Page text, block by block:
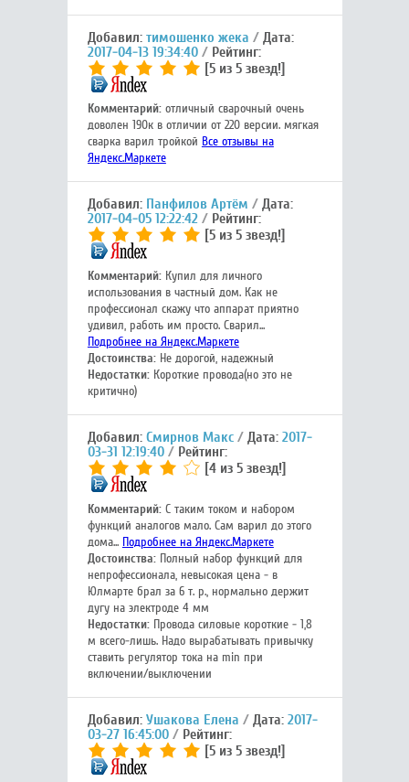
Добавил: тимошенко жека Дата:
2017-04-13 19:34:40
Рейтинг:
[5 из 5 звезд!]
Комментарий:отличный сварочный очень
доволен 190к в отличии от 220 версии. мягкая
сварка варил тройкой Все отзывы на
Яндекс.Маркете
Добавил: Панфилов Артём Дата:
2017-04-05 12:22:42
Рейтинг:
[5 из 5 звезд!]
Комментарий:Купил для личного
использования в частный дом. Как не
профессионал скажу что аппарат приятно
удивил, работь им просто. Сварил...
Подробнее на Яндекс.Маркете
Достоинства:Не дорогой, надежный
Недостатки:Короткие провода(но это не
критично)
Добавил: Смирнов Макс Дата: 2017-
03-31 12:19:40
Рейтинг:
[4 из 5 звезд!]
Комментарий:С таким током и набором
функций аналогов мало. Сам варил до этого
дома... Подробнее на Яндекс.Маркете
Достоинства:Полный набор функций для
непрофессионала, невысокая цена - в
Юлмарте брал за 6 т. р., нормально держит
дугу на электроде 4 мм
Недостатки:Провода силовые короткие - 1,8
м всего-лишь. Надо вырабатывать привычку
ставить регулятор тока на min при
включении/выключении
Добавил: Ушакова Елена Дата: 2017-
03-27 16:45:00
Рейтинг:
[5 из 5 звезд!]